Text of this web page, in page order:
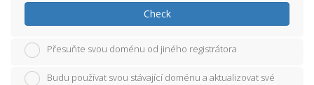
Check
Přesuňte svou doménu od jiného registrátora
Budu používat svou stávající doménu a aktualizovat své